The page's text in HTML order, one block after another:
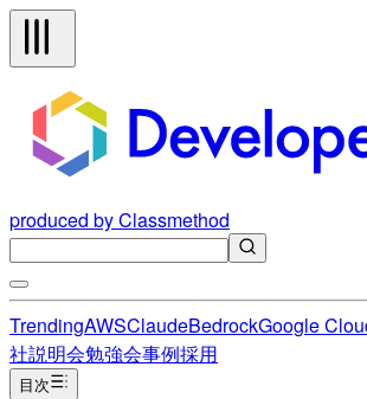
produced by Classmethod
TrendingAWSClaudeBedrockGoogle
社説明会勉強会事例採用
目次